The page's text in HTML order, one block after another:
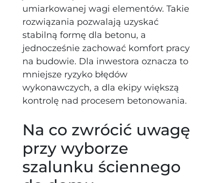
umiarkowanej wagi elementów. Takie
rozwiązania pozwalają uzyskać
stabilną formę dla betonu, a
jednocześnie zachować komfort pracy
na budowie. Dla inwestora oznacza to
mniejsze ryzyko błędów
wykonawczych, a dla ekipy większą
kontrolę nad procesem betonowania.
Na co zwrócić uwagę
przy wyborze
szalunku ściennego